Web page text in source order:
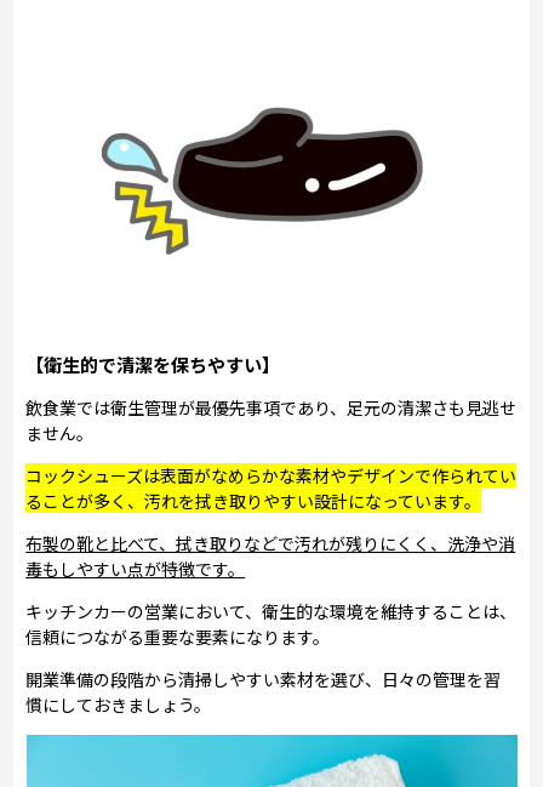
【衛生的で清潔を保ちやすい】
飲食業では衛生管理が最優先事項であり、足元の清潔さも見逃せ
ません。
コックシューズは表面がなめらかな素材やデザインで作られてい
ることが多く、汚れを拭き取りやすい設計になっています。
布製の靴と比べて、拭き取りなどで汚れが残りにくく、洗浄や消
毒もしやすい点が特徴です。
キッチンカーの営業において、衛生的な環境を維持することは、
信頼につながる重要な要素になります。
開業準備の段階から清掃しやすい素材を選び、日々の管理を習
慣にしておきましょう。